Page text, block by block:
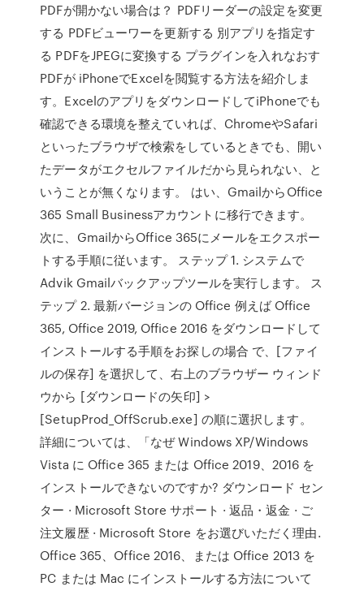
PDFが開かない場合は？ PDFリーダーの設定を変更
する PDFビューワーを更新する 別アプリを指定す
る PDFをJPEGに変換する プラグインを入れなおす
PDFが iPhoneでExcelを閲覧する方法を紹介しま
す。ExcelのアプリをダウンロードしてiPhoneでも
確認できる環境を整えていれば、ChromeやSafari
といったブラウザで検索をしているときでも、開い
たデータがエクセルファイルだから見られない、と
いうことが無くなります。 はい、GmailからOffice
365 Small Businessアカウントに移行できます。
次に、GmailからOffice 365にメールをエクスポー
トする手順に従います。 ステップ 1. システムで
Advik Gmailバックアップツールを実行します。 ス
テップ 2. 最新バージョンの Office 例えば Office
365, Office 2019, Office 2016 をダウンロードして
インストールする手順をお探しの場合 で、[ファイ
ルの保存] を選択して、右上のブラウザー ウィンド
ウから [ダウンロードの矢印] >
[SetupProd_OffScrub.exe] の順に選択します。
詳細については、「なぜ Windows XP/Windows
Vista に Office 365 または Office 2019、2016 を
インストールできないのですか? ダウンロード セン
ター · Microsoft Store サポート · 返品・返金 · ご
注文履歴 · Microsoft Store をお選びいただく理由.
Office 365、Office 2016、または Office 2013 を
PC または Mac にインストールする方法について